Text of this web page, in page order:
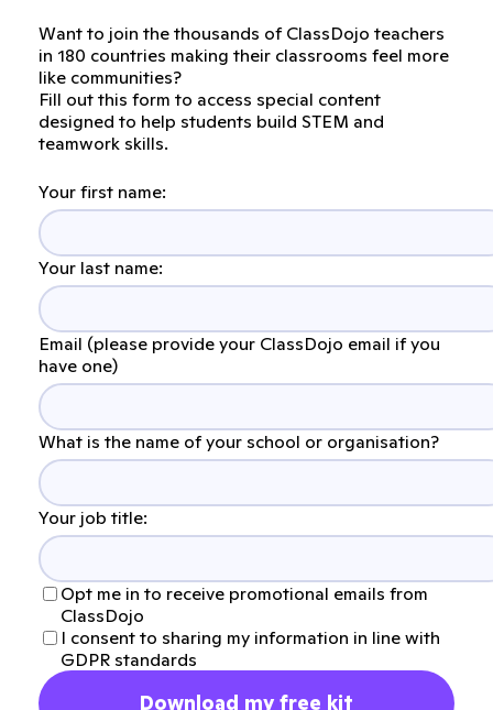
Want to join the thousands of ClassDojo teachers
in 180 countries making their classrooms feel more
like communities?
Fill out this form to access special content
designed to help students build STEM and
teamwork skills.
Your first name:
Your last name:
Email (please provide your ClassDojo email if you
have one)
What is the name of your school or organisation?
Your job title:
Opt me in to receive promotional emails from
ClassDojo
I consent to sharing my information in line with
GDPR standards
Download my free kit